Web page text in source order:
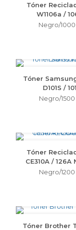
Tóner
W1106a /
Negro/
Tóner
D101S / 101
Negro/1500
Tóner
CE310A / 126A
Negro/1200
Tóner Brother